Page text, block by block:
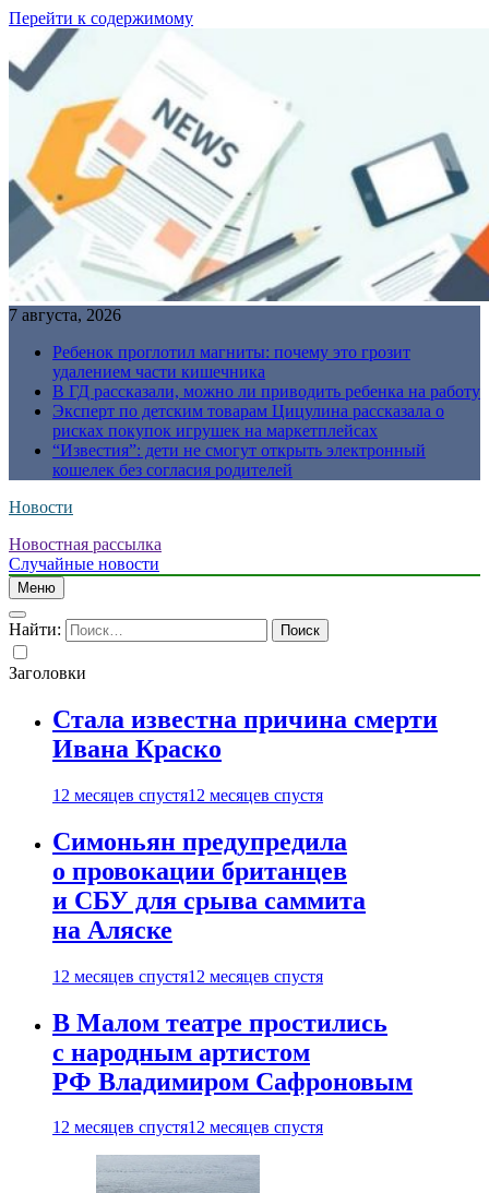
Перейти к содержимому
7 августа, 2026
Ребенок проглотил магниты: почему это грозит
удалением части кишечника
В ГД рассказали, можно ли приводить ребенка на работу
Эксперт по детским товарам Цицулина рассказала о
рисках покупок игрушек на маркетплейсах
“Известия”: дети не смогут открыть электронный
кошелек без согласия родителей
Новости
Новостная рассылка
Случайные новости
Меню
Найти:
Заголовки
Стала известна причина смерти
Ивана Краско
12 месяцев спустя12 месяцев спустя
Симоньян предупредила
о провокации британцев
и СБУ для срыва саммита
на Аляске
12 месяцев спустя12 месяцев спустя
В Малом театре простились
с народным артистом
РФ Владимиром Сафроновым
12 месяцев спустя12 месяцев спустя